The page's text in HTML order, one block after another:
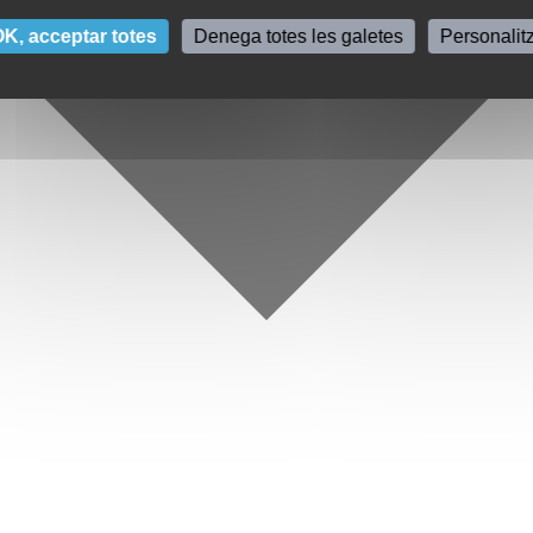
acceptar totes Denega totes les galetes